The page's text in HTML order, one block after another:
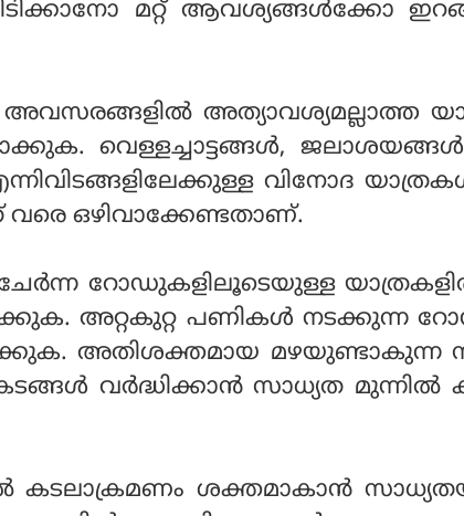
മറ്റ് ആവശ്യങ്ങള്‍ക്കോ
അത്യാവശ്യമല്ലാത്ത
വെള്ളച്ചാട്ടങ്ങള്‍,
വിനോദ
വരെ ഒഴിവാക്കേണ്ടതാണ്.
റോഡുകളിലൂടെയുള്ള
അറ്റകുറ്റ പണികള്‍ നടക്കുന്ന
അതിശക്തമായ മഴയുണ്ടാകുന്ന
വര്‍ദ്ധിക്കാന്‍ സാധ്യത മുന്നില്‍
കടലാക്രമണം ശക്തമാകാന്‍